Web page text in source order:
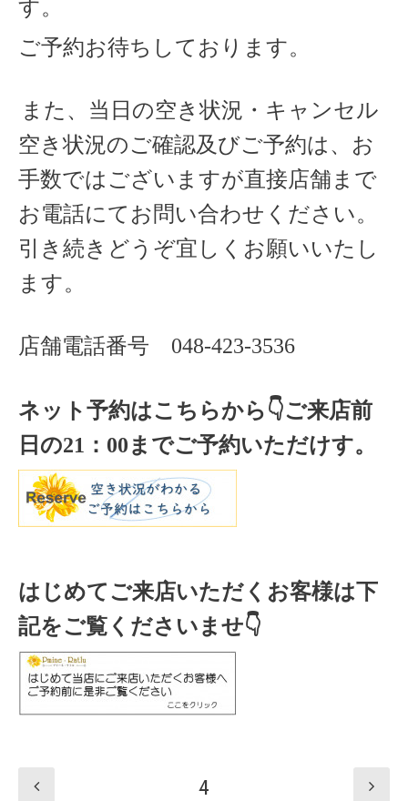
す。
ご予約お待ちしております。
また、当日の空き状況・キャンセル
空き状況のご確認及びご予約は、お
手数ではございますが直接店舗まで
お電話にてお問い合わせください。
引き続きどうぞ宜しくお願いいたし
ます。
店舗電話番号 048-423-3536
ネット予約はこちらから👇ご来店前
日の21 ： 00までご予約いただけす。
はじめてご来店いただくお客様は下
記をご覧くださいませ👇
4